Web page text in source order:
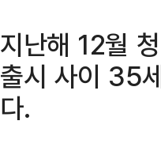
지난해 12월
출시 사이 35
다.